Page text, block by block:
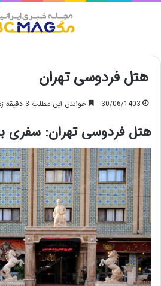
هتل فردوسی تهران
30/06/1403 خواندن این مطلب 3 دقیقه زمان میبرد
هتل فردوسی تهران: سفری